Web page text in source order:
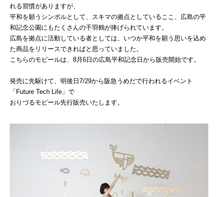
れる習慣がありますが、
平和を願うシンボルとして、スキマの拠点としているここ、広島の平
和記念公園にもたくさんの千羽鶴が捧げられています。
広島を拠点に活動している者としては、いつか平和を願う思いを込め
た商品をリリースできればと思っていました。
こちらのモビールは、8月6日の広島平和記念日から販売開始です。
発売に先駆けて、明後日7/29から阪急うめだで行われるイベント
「Future Tech Life」で
おりづるモビール先行販売いたします。